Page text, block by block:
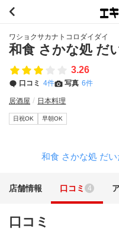
ワショクサカナトコロダイダイ
和食 さかな処 だ
3.26
口コミ 4件 写真 6件
居酒屋 日本料理
日祝OK 早朝OK
和食 さかな処 だ
店舗情報 口コミ 4
口コミ